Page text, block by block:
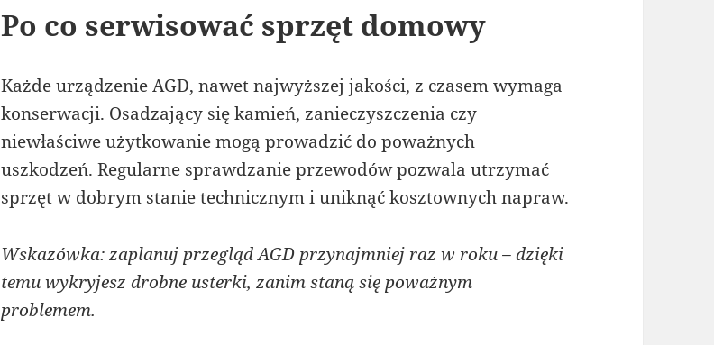
Po co serwisować sprzęt domowy
Każde urządzenie AGD, nawet najwyższej jakości, z czasem wymaga
konserwacji. Osadzający się kamień, zanieczyszczenia czy
niewłaściwe użytkowanie mogą prowadzić do poważnych
uszkodzeń. Regularne sprawdzanie przewodów pozwala utrzymać
sprzęt w dobrym stanie technicznym i uniknąć kosztownych napraw.
Wskazówka: zaplanuj przegląd AGD przynajmniej raz w roku – dzięki
temu wykryjesz drobne usterki, zanim staną się poważnym
problemem.